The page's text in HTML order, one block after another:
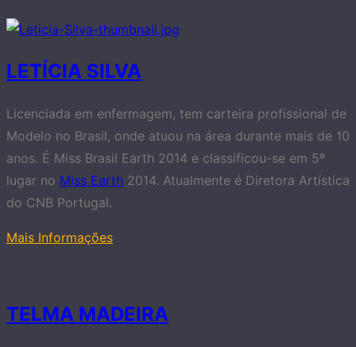
LETÍCIA SILVA
Licenciada em enfermagem, tem carteira profissional de
Modelo no Brasil, onde atuou na área durante mais de 10
anos. É Miss Brasil Earth 2014 e classificou-se em 5º
lugar no Miss Earth 2014. Atualmente é Diretora Artística
do CNB Portugal.
Mais Informações
TELMA MADEIRA